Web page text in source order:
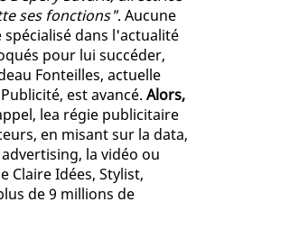
ses fonctions". Aucune
dans l'actualité
pour lui succéder,
Fonteilles, actuelle
est avancé. Alors,
lea régie publicitaire
en misant sur la data,
la vidéo ou
Claire Idées, Stylist,
de 9 millions de